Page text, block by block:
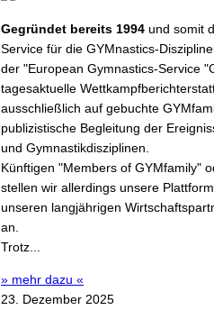
Gegründet bereits 1994 und somit
Service für die GYMnastics-
der "European Gymnastics-Service
tagesaktuelle
ausschließlich auf gebuchte
publizistische Begleitung der
und Gymnastikdisziplinen.
Künftigen "Members of GYMfamily"
stellen wir allerdings unsere
unseren langjährigen
an.
Trotz...
» mehr dazu «
23. Dezember 2025